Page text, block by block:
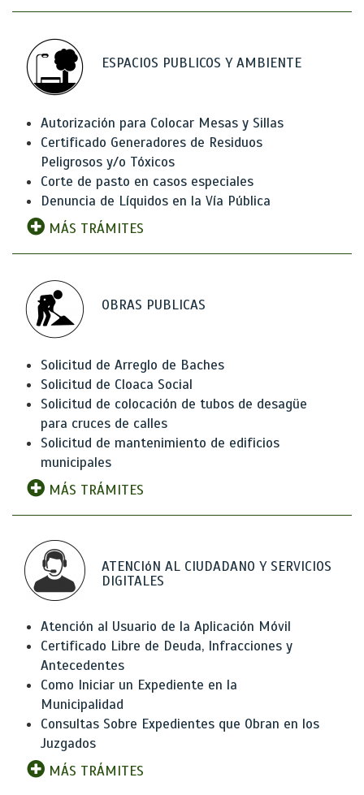
ESPACIOS PUBLICOS Y AMBIENTE
Autorización para Colocar Mesas y Sillas
Certificado Generadores de Residuos
Peligrosos y/o Tóxicos
Corte de pasto en casos especiales
Denuncia de Líquidos en la Vía Pública
MÁS TRÁMITES
OBRAS PUBLICAS
Solicitud de Arreglo de Baches
Solicitud de Cloaca Social
Solicitud de colocación de tubos de desagüe
para cruces de calles
Solicitud de mantenimiento de edificios
municipales
MÁS TRÁMITES
ATENCIóN AL CIUDADANO Y SERVICIOS
DIGITALES
Atención al Usuario de la Aplicación Móvil
Certificado Libre de Deuda, Infracciones y
Antecedentes
Como Iniciar un Expediente en la
Municipalidad
Consultas Sobre Expedientes que Obran en los
Juzgados
MÁS TRÁMITES